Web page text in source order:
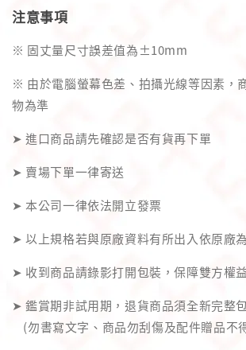
注意事項
※ 固丈量尺寸誤差值為±10mm
※ 由於電腦螢幕色差、拍攝光線等因素，
物為準
➤ 進口商品請先確認是否有貨再下單
➤ 賣場下單一律寄送
➤ 本公司一律依法開立發票
➤ 以上規格若與原廠資料有所出入依原廠
➤ 收到商品請錄影打開包裝，保障雙方權益
➤ 鑑賞期非試用期，退貨商品須全新完整
(勿書寫文字、商品勿刮傷及配件贈品不